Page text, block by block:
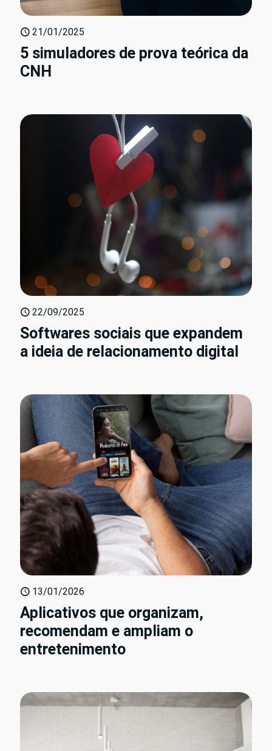
21/01/2025
5 simuladores de prova teórica da
CNH
22/09/2025
Softwares sociais que expandem
a ideia de relacionamento digital
13/01/2026
Aplicativos que organizam,
recomendam e ampliam o
entretenimento